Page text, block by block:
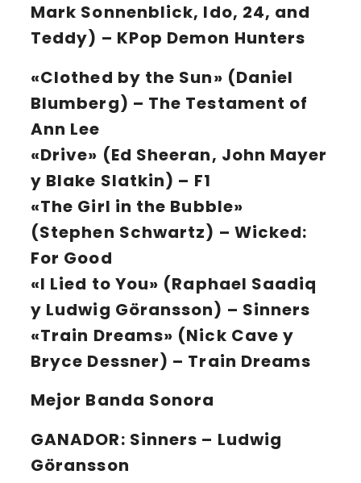
Mark Sonnenblick, Ido, 24, and
Teddy) – KPop Demon Hunters
«Clothed by the Sun» (Daniel
Blumberg) – The Testament of
Ann Lee
«Drive» (Ed Sheeran, John Mayer
y Blake Slatkin) – F1
«The Girl in the Bubble»
(Stephen Schwartz) – Wicked:
For Good
«I Lied to You» (Raphael Saadiq
y Ludwig Göransson) – Sinners
«Train Dreams» (Nick Cave y
Bryce Dessner) – Train Dreams
Mejor Banda Sonora
GANADOR: Sinners – Ludwig
Göransson